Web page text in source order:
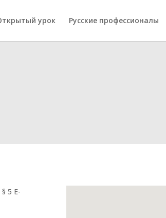
урок Русские профессионалы
5 E-